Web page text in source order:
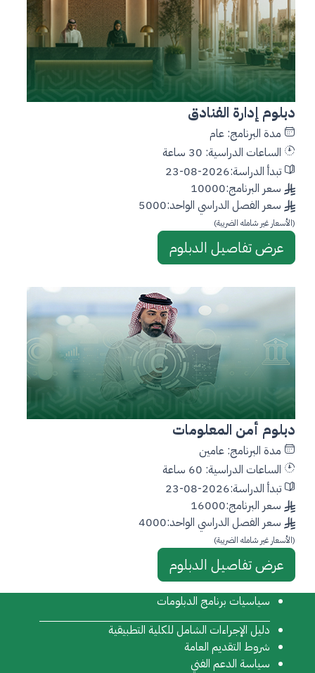
دبلوم إدارة الفنادق
مدة البرنامج: عام
الساعات الدراسية: 30 ساعة
تبدأ الدراسة:2026-08-23
سعر البرنامج:10000
سعر الفصل الدراسي الواحد:5000
(الأسعار غير شامله الضريبة)
عرض تفاصيل الدبلوم
دبلوم أمن المعلومات
مدة البرنامج: عامين
الساعات الدراسية: 60 ساعة
تبدأ الدراسة:2026-08-23
سعر البرنامج:16000
سعر الفصل الدراسي الواحد:4000
(الأسعار غير شامله الضريبة)
عرض تفاصيل الدبلوم
سياسيات برنامج الدبلومات
دليل الإجراءات الشامل للكلية التطبيقية
شروط التقديم العامة
سياسة الدعم الفني